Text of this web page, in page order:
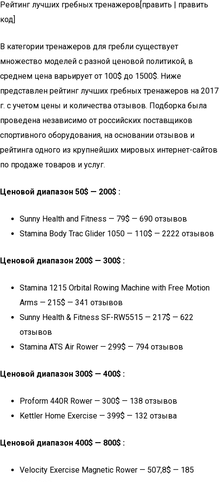
Рейтинг лучших гребных тренажеров[править | править
код]
В категории тренажеров для гребли существует
множество моделей с разной ценовой политикой, в
среднем цена варьирует от 100$ до 1500$. Ниже
представлен рейтинг лучших гребных тренажеров на 2017
г. с учетом цены и количества отзывов. Подборка была
проведена независимо от российских поставщиков
спортивного оборудования, на основании отзывов и
рейтинга одного из крупнейших мировых интернет-сайтов
по продаже товаров и услуг.
Ценовой диапазон 50$ — 200$ :
Sunny Health and Fitness — 79$ — 690 отзывов
Stamina Body Trac Glider 1050 — 110$ — 2222 отзывов
Ценовой диапазон 200$ — 300$ :
Stamina 1215 Orbital Rowing Machine with Free Motion
Arms — 215$ — 341 отзывов
Sunny Health & Fitness SF-RW5515 — 217$ — 622
отзывов
Stamina ATS Air Rower — 299$ — 794 отзывов
Ценовой диапазон 300$ — 400$ :
Proform 440R Rower — 300$ — 138 отзывов
Kettler Home Exercise — 399$ — 132 отзыва
Ценовой диапазон 400$ — 800$ :
Velocity Exercise Magnetic Rower — 507,8$ — 185